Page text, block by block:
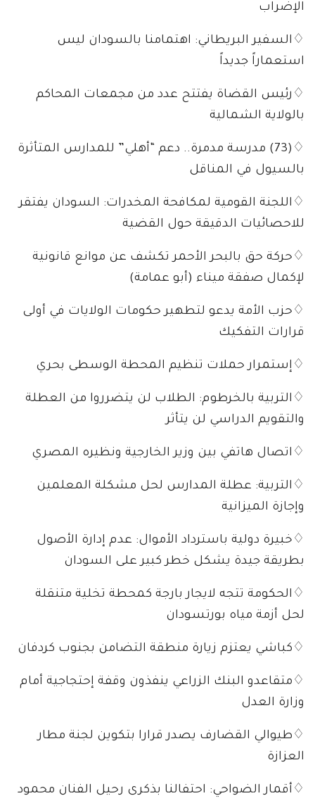
الإضراب
♢السفير البريطاني: اهتمامنا بالسودان ليس
استعماراً جديداً
♢رئيس القضاة يفتتح عدد من مجمعات المحاكم
بالولاية الشمالية
♢(73) مدرسة مدمرة.. دعم “أهلي” للمدارس المتأثرة
بالسيول في المناقل
♢اللجنة القومية لمكافحة المخدرات: السودان يفتقر
للاحصائيات الدقيقة حول القضية
♢حركة حق بالبحر الأحمر تكشف عن موانع قانونية
لإكمال صفقة ميناء (أبو عمامة)
♢حزب الأمة يدعو لتطهير حكومات الولايات في أولى
قرارات التفكيك
♢إستمرار حملات تنظيم المحطة الوسطى بحري
♢التربية بالخرطوم: الطلاب لن يتضرروا من العطلة
والتقويم الدراسي لن يتأثر
♢اتصال هاتفي بين وزير الخارجية ونظيره المصري
♢التربية: عطلة المدارس لحل مشكلة المعلمين
وإجازة الميزانية
♢خبيرة دولية باسترداد الأموال: عدم إدارة الأصول
بطريقة جيدة يشكل خطر كبير على السودان
♢الحكومة تتجه لايجار بارجة كمحطة تخلية متنقلة
لحل أزمة مياه بورتسودان
♢كباشي يعتزم زيارة منطقة التضامن بجنوب كردفان
♢متقاعدو البنك الزراعي ينفذون وقفة إحتجاجية أمام
وزارة العدل
♢طيوالي القضارف يصدر قرارا بتكوين لجنة مطار
العزازة
♢أقمار الضواحي: احتفالنا بذكرى رحيل الفنان محمود